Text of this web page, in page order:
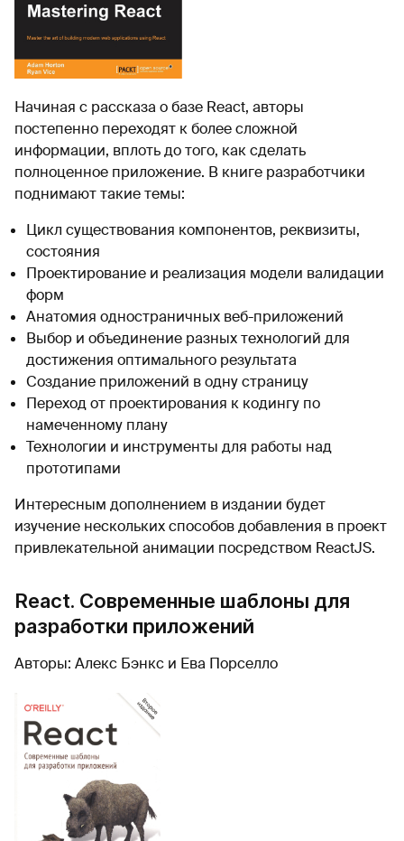
Начиная с рассказа о базе React, авторы
постепенно переходят к более сложной
информации, вплоть до того, как сделать
полноценное приложение. В книге разработчики
поднимают такие темы:
Цикл существования компонентов, реквизиты,
состояния
Проектирование и реализация модели валидации
форм
Анатомия одностраничных веб-приложений
Выбор и объединение разных технологий для
достижения оптимального результата
Создание приложений в одну страницу
Переход от проектирования к кодингу по
намеченному плану
Технологии и инструменты для работы над
прототипами
Интересным дополнением в издании будет
изучение нескольких способов добавления в проект
привлекательной анимации посредством ReactJS.
React. Современные шаблоны для
разработки приложений
Авторы: Алекс Бэнкс и Ева Порселло